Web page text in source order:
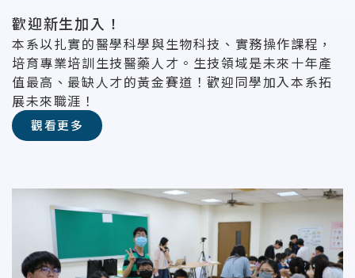
歡迎新生加入！
本系以扎實的醫學科學與生物科技、實務操作課程，
培育專業培訓生技醫藥人才。生技領域是未來十年產
值最高、最缺人才的黃金賽道！歡迎同學加入本系拓
展未來職涯！
觀看更多